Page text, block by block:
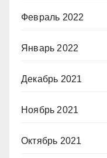
Февраль 2022
Январь 2022
Декабрь 2021
Ноябрь 2021
Октябрь 2021